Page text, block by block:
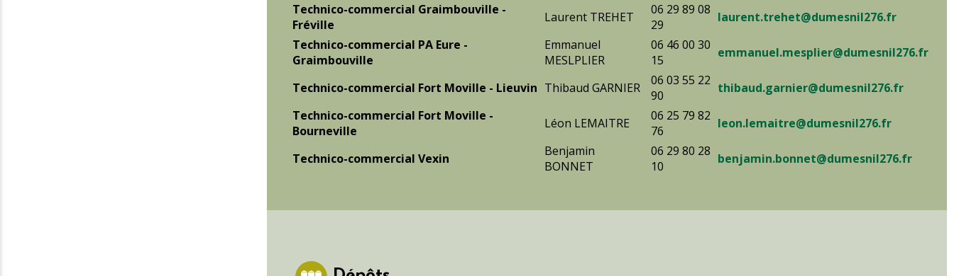
Technico-commercial Graimbouville -
Fréville
Laurent TREHET
06 29 89 08
29
laurent.trehet@dumesnil276.fr
Technico-commercial PA Eure -
Graimbouville
Emmanuel
MESLPLIER
06 46 00 30
15
emmanuel.mesplier@dumesnil276.fr
Technico-commercial Fort Moville - Lieuvin Thibaud GARNIER
06 03 55 22
90
thibaud.garnier@dumesnil276.fr
Technico-commercial Fort Moville -
Bourneville
Léon LEMAITRE
06 25 79 82
76
leon.lemaitre@dumesnil276.fr
Technico-commercial Vexin
Benjamin
BONNET
06 29 80 28
10
benjamin.bonnet@dumesnil276.fr